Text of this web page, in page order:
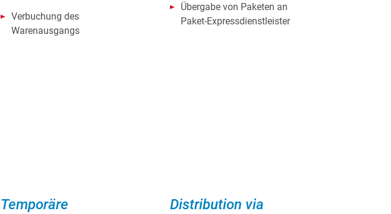
Verbuchung des
Warenausgangs
Übergabe von Paketen an
Paket-Expressdienstleister
Temporäre
Distribution via